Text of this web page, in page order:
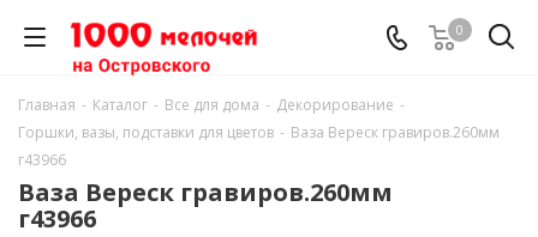
0
Главная - Каталог - Все для дома - Декорирование -
Горшки, вазы, подставки для цветов - Ваза Вереск гравиров.260мм
г43966
Ваза Вереск гравиров.260мм
г43966